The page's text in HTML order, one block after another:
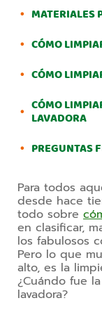
MATERIALES
CÓMO
CÓMO
CÓMO
LAVADORA
PREGUNTAS
Para todos
desde hace
todo sobre
en clasificar,
los fabulosos
Pero lo que
alto, es la
¿Cuándo fue
lavadora?